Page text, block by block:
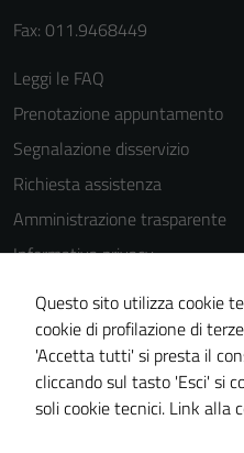
Fax: 011.9468449
Leggi le FAQ
Prenotazione appuntamento
Segnalazione disservizio
Richiesta assistenza
Amministrazione trasparente
Informativa privacy
Cookie Policy
Note legali
Dichiarazione di accessibilità
Piano di miglioramento del sito
Questo sito utilizza cookie
cookie di profilazione di
'Accetta tutti' si presta il
cliccando sul tasto 'Esci' si
soli cookie tecnici. Link alla